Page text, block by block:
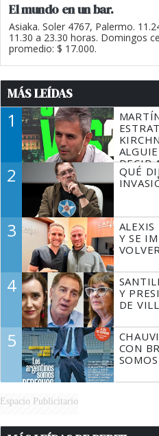
El mundo en un bar.
Asiaka. Soler 4767, Palermo.
11.30 a 23.30 horas. Domingos
promedio: $ 17.000.
MÁS LEÍDAS
1
DECIR
TIENE
2
QUÉ
3
Y SE
4
Y
DE
5
CON
Espacio Publicitario